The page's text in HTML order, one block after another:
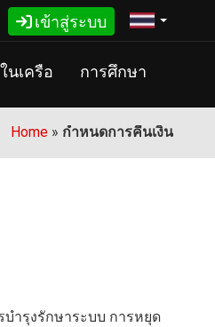
นเครือ การศึกษา
เข้าสู่ระบบ
Home » กำหนดการคืนเงิน
ำรุงรักษาระบบ การหยุด